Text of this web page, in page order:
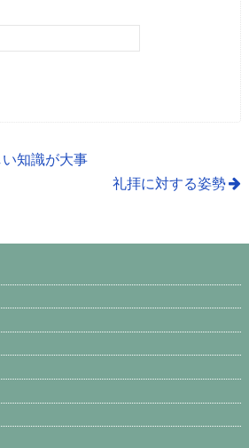
知識が大事
礼拝に対する姿勢